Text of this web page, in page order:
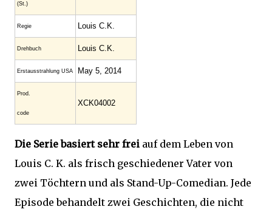
(St.)
Regie Louis C.K.
Drehbuch Louis C.K.
Erstaus­strahlung USA May 5, 2014
Prod.
code
XCK04002
Die Serie basiert sehr frei auf dem Leben von
Louis C. K. als frisch geschiedener Vater von
zwei Töchtern und als Stand-Up-Comedian. Jede
Episode behandelt zwei Geschichten, die nicht